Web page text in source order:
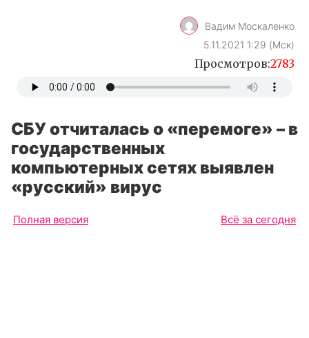
Вадим Москаленко
5.11.2021 1:29 (Мск)
Просмотров:2783
СБУ отчиталась о «перемоге» – в
государственных
компьютерных сетях выявлен
«русский» вирус
Полная версия Всё за сегодня